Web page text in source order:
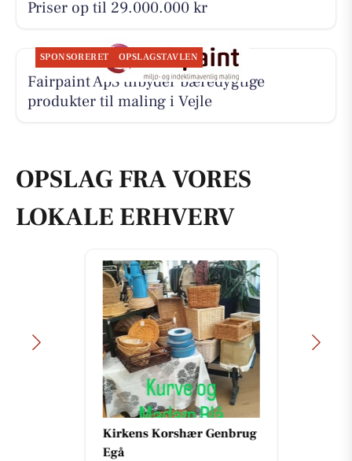
Priser op til 29.000.000 kr
SPONSORERET OPSLAGSTAVLEN
Fairpaint ApS tilbyder bæredygtige
produkter til maling i Vejle
OPSLAG FRA VORES
LOKALE ERHVERV
Kirkens Korshær Genbrug
Egå